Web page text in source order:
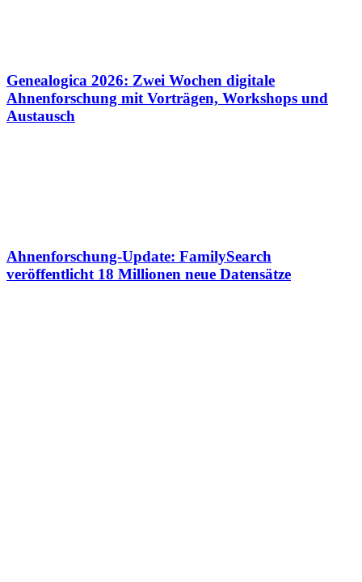
Genealogica 2026: Zwei Wochen digitale
Ahnenforschung mit Vorträgen, Workshops und
Austausch
Ahnenforschung-Update: FamilySearch
veröffentlicht 18 Millionen neue Datensätze